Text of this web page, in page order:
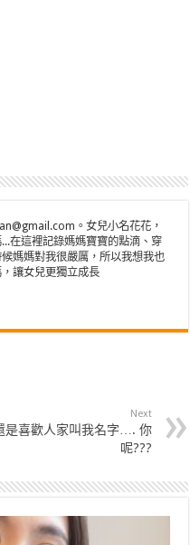
。女兒小名花花，
在這裡記錄媽媽寶寶的點滴、穿
媽媽對我很嚴厲，所以我想我也
讓女兒更獨立成長
Next
是喜歡人家叫我名字…. 你
呢???